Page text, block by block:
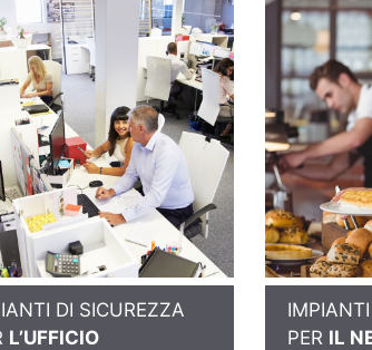
DI SICUREZZA
L’UFFICIO
PER IL